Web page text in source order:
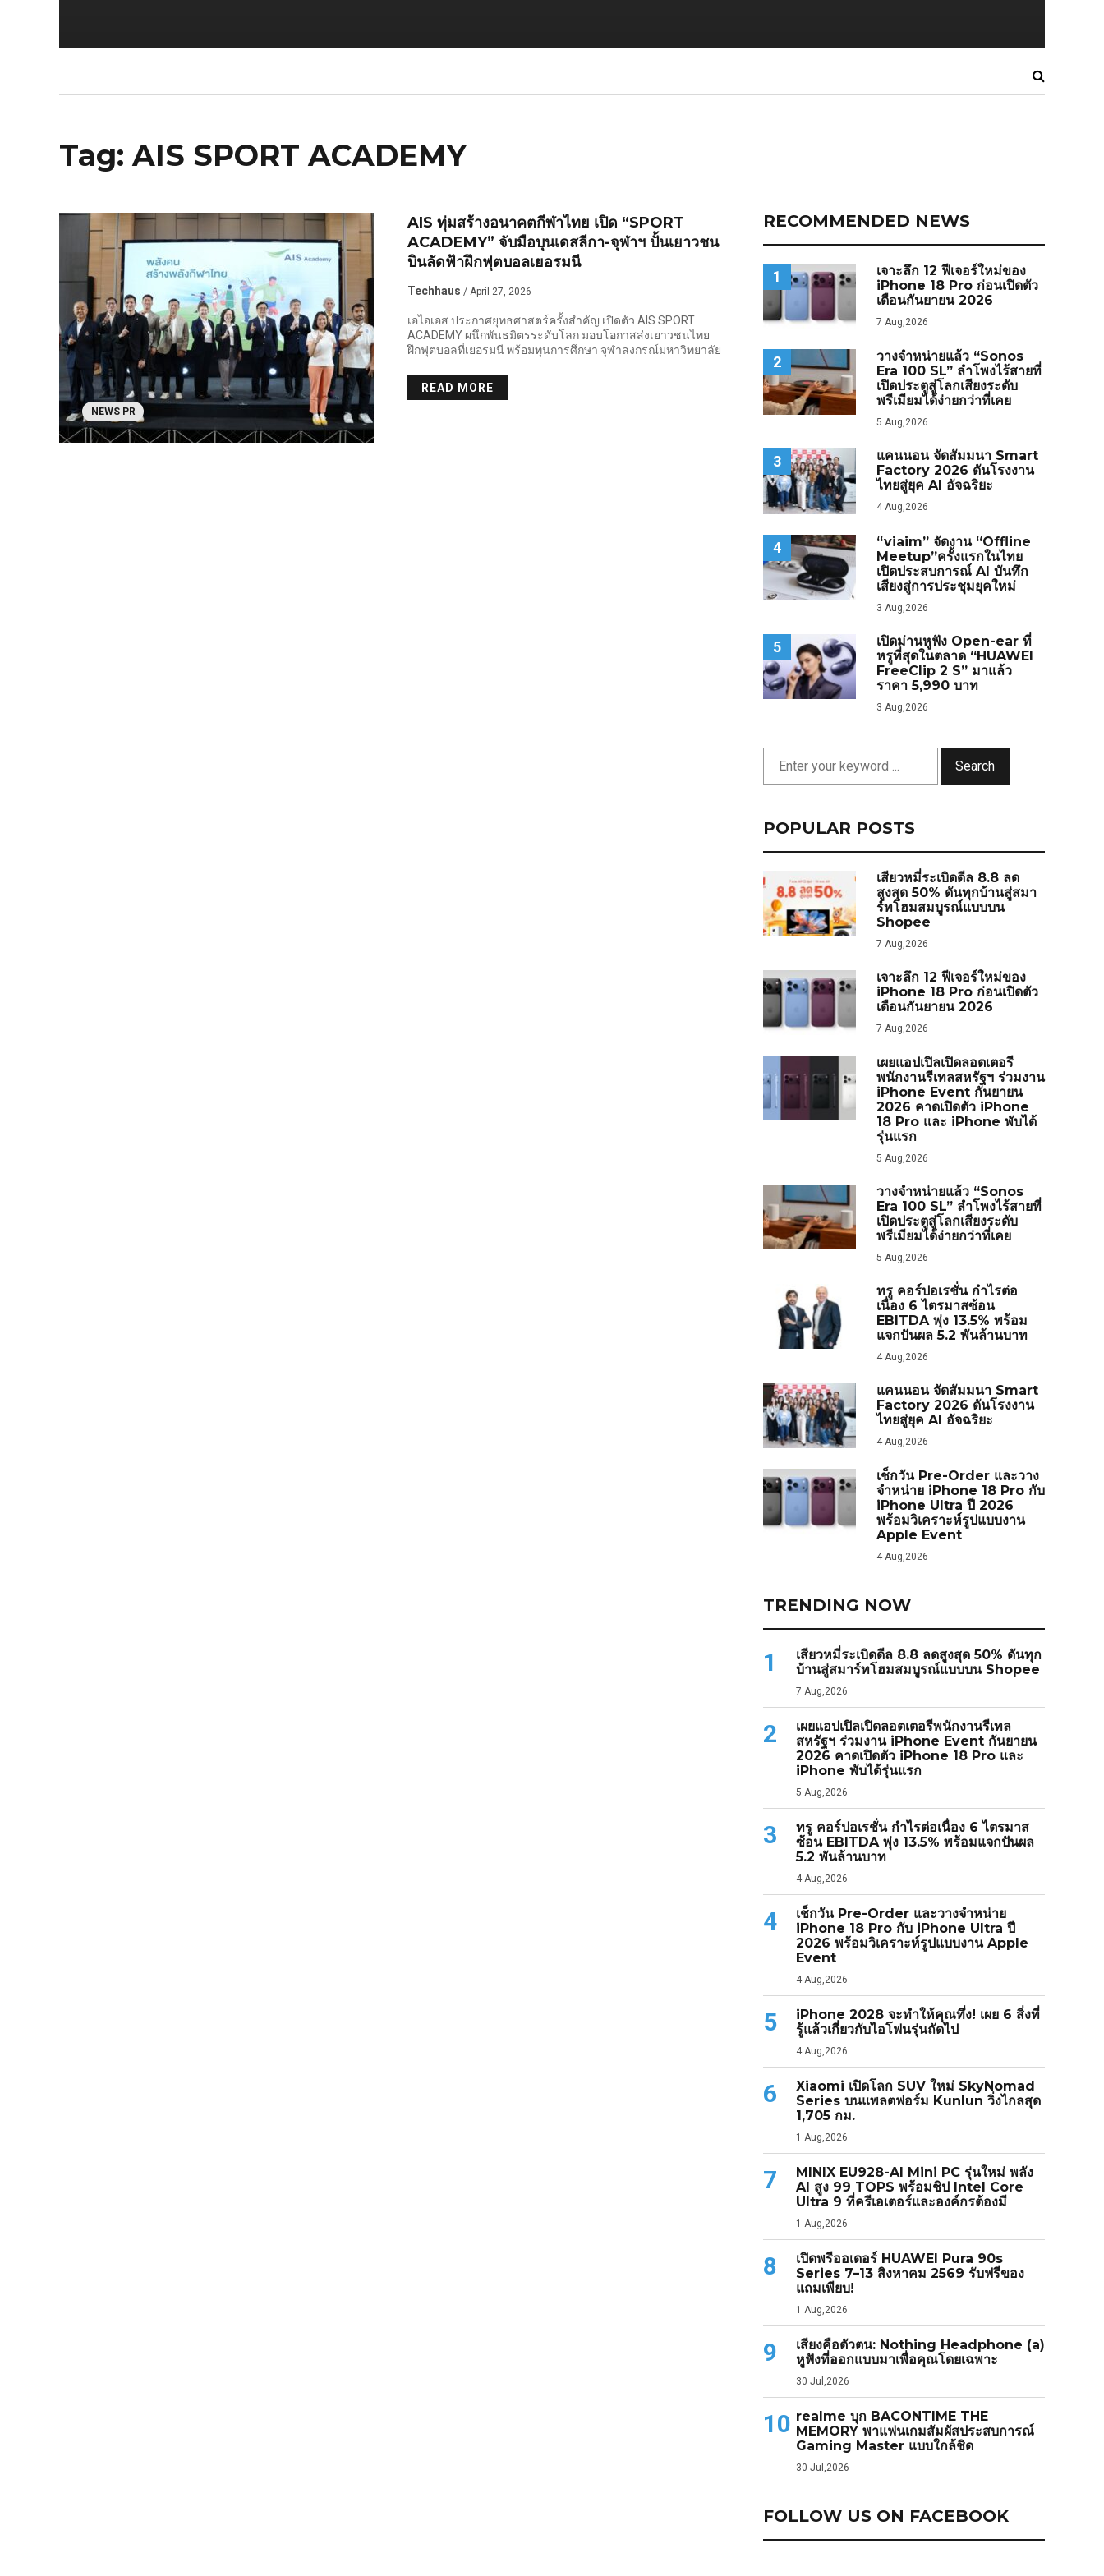
Tag:AIS SPORT ACADEMY
NEWS PR
AIS ทุ่มสร้างอนาคตกีฬาไทย เปิด “SPORT
ACADEMY” จับมือบุนเดสลีกา-จุฬาฯ ปั้นเยาวชน
บินลัดฟ้าฝึกฟุตบอลเยอรมนี
Techhaus / April 27, 2026
เอไอเอส ประกาศยุทธศาสตร์ครั้งสำคัญ เปิดตัว AIS SPORT
ACADEMY ผนึกพันธมิตรระดับโลก มอบโอกาสส่งเยาวชนไทย
ฝึกฟุตบอลที่เยอรมนี พร้อมทุนการศึกษา จุฬาลงกรณ์มหาวิทยาลัย
READ MORE
RECOMMENDED NEWS
1
เจาะลึก 12 ฟีเจอร์ใหม่ของ
iPhone 18 Pro ก่อนเปิดตัว
เดือนกันยายน 2026
7 Aug,2026
2
วางจำหน่ายแล้ว “Sonos
Era 100 SL” ลำโพงไร้สายที่
เปิดประตูสู่โลกเสียงระดับ
พรีเมียมได้ง่ายกว่าที่เคย
5 Aug,2026
3
แคนนอน จัดสัมมนา Smart
Factory 2026 ดันโรงงาน
ไทยสู่ยุค AI อัจฉริยะ
4 Aug,2026
4
“viaim” จัดงาน “Offline
Meetup”ครั้งแรกในไทย
เปิดประสบการณ์ AI บันทึก
เสียงสู่การประชุมยุคใหม่
3 Aug,2026
5
เปิดม่านหูฟัง Open-ear ที่
หรูที่สุดในตลาด “HUAWEI
FreeClip 2 S” มาแล้ว
ราคา 5,990 บาท
3 Aug,2026
Search
POPULAR POSTS
เสียวหมี่ระเบิดดีล 8.8 ลด
สูงสุด 50% ดันทุกบ้านสู่สมา
ร์ทโฮมสมบูรณ์แบบบน
Shopee
7 Aug,2026
เจาะลึก 12 ฟีเจอร์ใหม่ของ
iPhone 18 Pro ก่อนเปิดตัว
เดือนกันยายน 2026
7 Aug,2026
เผยแอปเปิลเปิดลอตเตอรี
พนักงานรีเทลสหรัฐฯ ร่วมงาน
iPhone Event กันยายน
2026 คาดเปิดตัว iPhone
18 Pro และ iPhone พับได้
รุ่นแรก
5 Aug,2026
วางจำหน่ายแล้ว “Sonos
Era 100 SL” ลำโพงไร้สายที่
เปิดประตูสู่โลกเสียงระดับ
พรีเมียมได้ง่ายกว่าที่เคย
5 Aug,2026
ทรู คอร์ปอเรชั่น กำไรต่อ
เนื่อง 6 ไตรมาสซ้อน
EBITDA พุ่ง 13.5% พร้อม
แจกปันผล 5.2 พันล้านบาท
4 Aug,2026
แคนนอน จัดสัมมนา Smart
Factory 2026 ดันโรงงาน
ไทยสู่ยุค AI อัจฉริยะ
4 Aug,2026
เช็กวัน Pre-Order และวาง
จำหน่าย iPhone 18 Pro กับ
iPhone Ultra ปี 2026
พร้อมวิเคราะห์รูปแบบงาน
Apple Event
4 Aug,2026
TRENDING NOW
1
เสียวหมี่ระเบิดดีล 8.8 ลดสูงสุด 50% ดันทุก
บ้านสู่สมาร์ทโฮมสมบูรณ์แบบบน Shopee
7 Aug,2026
2
เผยแอปเปิลเปิดลอตเตอรีพนักงานรีเทล
สหรัฐฯ ร่วมงาน iPhone Event กันยายน
2026 คาดเปิดตัว iPhone 18 Pro และ
iPhone พับได้รุ่นแรก
5 Aug,2026
3
ทรู คอร์ปอเรชั่น กำไรต่อเนื่อง 6 ไตรมาส
ซ้อน EBITDA พุ่ง 13.5% พร้อมแจกปันผล
5.2 พันล้านบาท
4 Aug,2026
4
เช็กวัน Pre-Order และวางจำหน่าย
iPhone 18 Pro กับ iPhone Ultra ปี
2026 พร้อมวิเคราะห์รูปแบบงาน Apple
Event
4 Aug,2026
5
iPhone 2028 จะทำให้คุณทึ่ง! เผย 6 สิ่งที่
รู้แล้วเกี่ยวกับไอโฟนรุ่นถัดไป
4 Aug,2026
6
Xiaomi เปิดโลก SUV ใหม่ SkyNomad
Series บนแพลตฟอร์ม Kunlun วิ่งไกลสุด
1,705 กม.
1 Aug,2026
7
MINIX EU928-AI Mini PC รุ่นใหม่ พลัง
AI สูง 99 TOPS พร้อมชิป Intel Core
Ultra 9 ที่ครีเอเตอร์และองค์กรต้องมี
1 Aug,2026
8
เปิดพรีออเดอร์ HUAWEI Pura 90s
Series 7–13 สิงหาคม 2569 รับฟรีของ
แถมเพียบ!
1 Aug,2026
9
เสียงคือตัวตน: Nothing Headphone (a)
หูฟังที่ออกแบบมาเพื่อคุณโดยเฉพาะ
30 Jul,2026
10 realme บุก BACONTIME THE
MEMORY พาแฟนเกมสัมผัสประสบการณ์
Gaming Master แบบใกล้ชิด
30 Jul,2026
FOLLOW US ON FACEBOOK